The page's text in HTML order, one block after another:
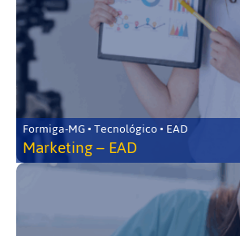
Formiga-MG • Tecnológico • EAD
Marketing – EAD